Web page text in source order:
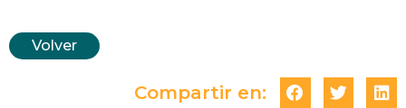
Volver
Compartir en: